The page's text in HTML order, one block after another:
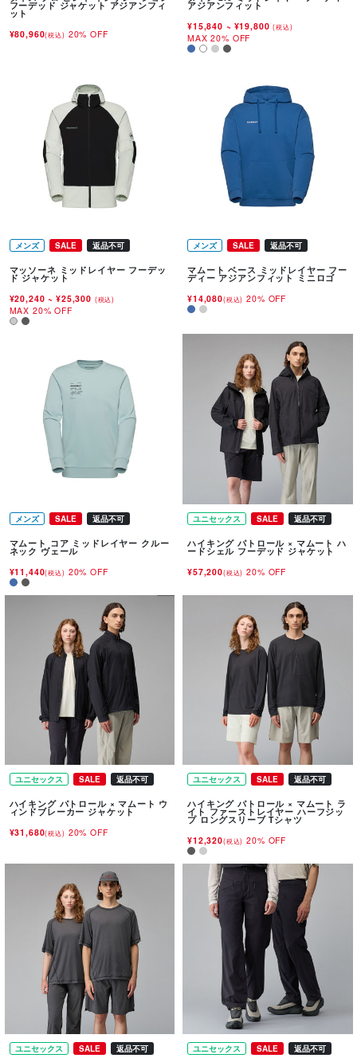
フーデッド ジャケット アジアンフィ
ット
¥80,960(税込) 20% OFF
アジアンフィット
¥15,840 ~ ¥19,800(税込)
MAX 20% OFF
メンズ SALE 返品不可
マッソーネ ミッドレイヤー フーデッ
ド ジャケット
¥20,240~ ¥25,300 (税込)
MAX 20% OFF
メンズ SALE 返品不可
マムート ベース ミッドレイヤー フー
ディー アジアンフィット ミニロゴ
¥14,080(税込) 20% OFF
メンズ SALE 返品不可
マムート コア ミッドレイヤー クルー
ネック ヴェール
¥11,440(税込) 20% OFF
ユニセックス SALE 返品不可
ハイキング パトロール × マムート ハ
ードシェル フーデッド ジャケット
¥57,200(税込) 20% OFF
ユニセックス SALE 返品不可
ハイキング パトロール × マムート ウ
ィンドブレーカー ジャケット
¥31,680(税込) 20% OFF
ユニセックス SALE 返品不可
ハイキング パトロール × マムート ラ
イト ファーストレイヤー ハーフジッ
プ ロングスリーブ Tシャツ
¥12,320(税込) 20% OFF
ユニセックス SALE 返品不可 ユニセックス SALE 返品不可